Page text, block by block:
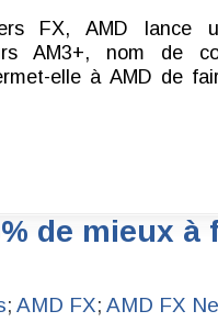
FX, AMD lance
AM3+, nom de
elle à AMD de
de mieux à
; AMD FX; AMD FX